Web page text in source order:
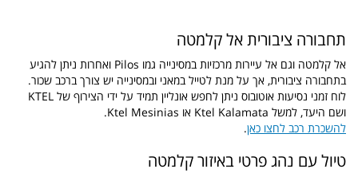
תחבורה ציבורית אל קלמטה
אל קלמטה וגם אל עיירות מרכזיות במסינייה גמו Pilos ואחרות ניתן להגיע
בתחבורה ציבורית, אך על מנת לטייל במאני ובמסינייה יש צורך ברכב שכור.
לוח זמני נסיעות אוטובוס ניתן לחפש אונליין תמיד על ידי הצירוף של KTEL
ושם היעד, למשל Ktel Kalamata או Ktel Mesinias.
להשכרת רכב לחצו כאן.
טיול עם נהג פרטי באיזור קלמטה